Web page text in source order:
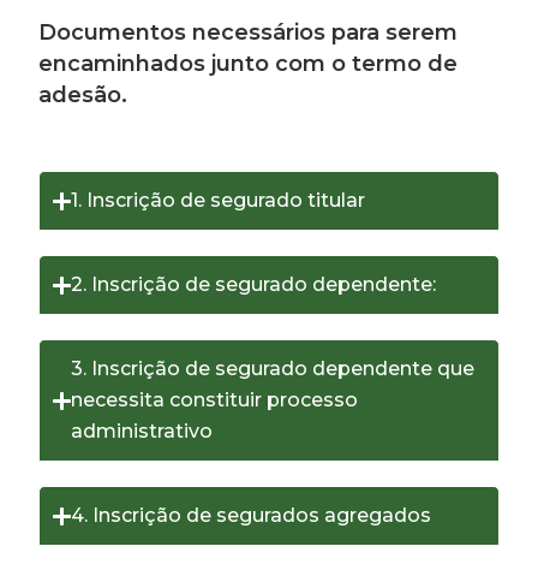
Documentos necessários para serem
encaminhados junto com o termo de
adesão.
1. Inscrição de segurado titular
2. Inscrição de segurado dependente:
3. Inscrição de segurado dependente que
necessita constituir processo
administrativo
4. Inscrição de segurados agregados